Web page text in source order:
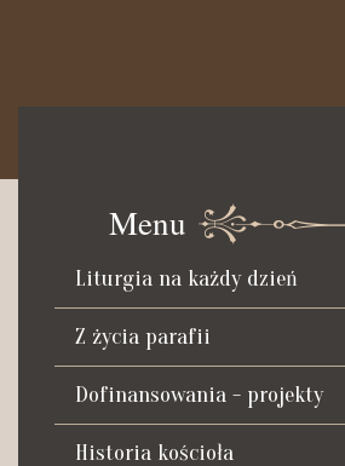
Czynna od poniedziałku do soboty do
św. wieczornej do godz.
Telefon dyżurny: +48 665
Zwiedzanie kościoła i
kustosz-przewodnik
Roman Postek + 48 667
Parafia św. Piotra z
i św. Antoniego z
Menu
Liturgia na każdy dzień
Z życia parafii
Dofinansowania - projekty
Historia kościoła